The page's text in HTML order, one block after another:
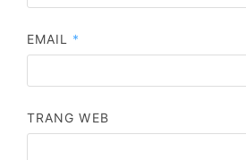
EMAIL *
TRANG WEB